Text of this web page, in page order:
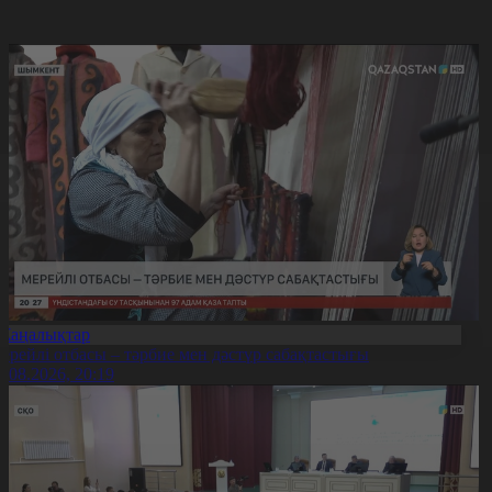
отбасы – тәрбие мен дәстүр сабақтастығы
20:19